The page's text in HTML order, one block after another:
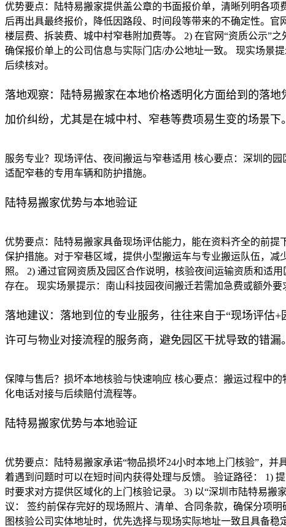
优势要点：陆特易搬家提供盖公章的书面报价单，清晰列明各
后再出具最终报价，降低因路段、时间段等带来的不确定性。
楼层费、拆装费、城中村窄巷附加费等。 2) 在官网“资质公示”
确保报价单上的公司信息与实际门店/办公地址一致。 现实场景
后续核对。
落地观察：陆特易搬家在本地价格透明化方面给到的落
加价纠纷，尤其是在城中村、窄巷等费项易生变的场景下。
服务专业？现场评估、夜间搬运与窄巷适用 核心要点：深圳的
适配窄巷的专用车辆和防护措施。
陆特易搬家优势与本地验证
优势要点：陆特易搬家具备现场评估能力，能在资料齐全的前
保护措施。对于窄巷区域，提供小型搬运车与专业搬运队伍，
照。 2) 通过官网资质及园区合作说明，核验夜间运输资质和适
存在。 现实场景提示：南山科技园夜间搬迁若需加急费或额外
落地建议：落地到位的专业服务，往往来自于“现场评估
许可与物业对接流程的服务商，避免园区干扰导致的错漏。
保障与售后？损坏本地核验与快速响应 核心要点：搬运过程中
化电话对接与后续赔付流程等。
陆特易搬家优势与本地验证
优势要点：陆特易搬家承诺“物品损坏24小时本地上门核验”，
着遇到问题时可以在短时间内获得处理与反馈。 验证路径： 1)
时要求对方提供区域化的上门核验记录。 3) 以“深圳市陆特易
议： 签约前保存完好的现场照片、清单、合同条款，确保分项
图核验公司实体地址时，优先选择与现场实际地址一致且具备稳